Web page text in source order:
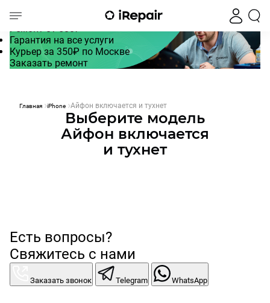
Айфон включается и тухнет
Ремонт от 500₽
Гарантия на все услуги
Курьер за 350₽ по Москве
Заказать ремонт
Главная iPhone Айфон включается и тухнет
Выберите модель
Айфон включается
и тухнет
Есть вопросы?
Свяжитесь с нами
Заказать звонок Telegram WhatsApp